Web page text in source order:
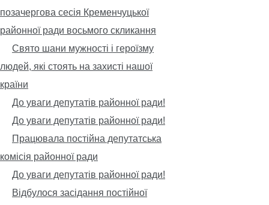
позачергова сесія Кременчуцької
районної ради восьмого скликання
Свято шани мужності і героїзму
людей, які стоять на захисті нашої
країни
До уваги депутатів районної ради!
До уваги депутатів районної ради!
Працювала постійна депутатська
комісія районної ради
До уваги депутатів районної ради!
Відбулося засідання постійної